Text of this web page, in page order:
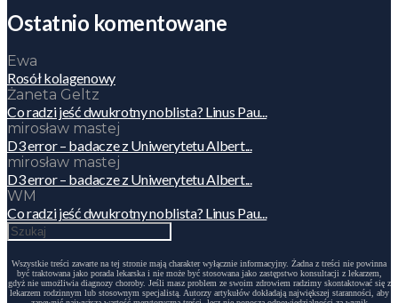
Ostatnio komentowane
Ewa
Rosół kolagenowy
Żaneta Geltz
Co radzi jeść dwukrotny noblista? Linus Pau...
mirosław mastej
D3 error – badacze z Uniwerytetu Albert...
mirosław mastej
D3 error – badacze z Uniwerytetu Albert...
WM
Co radzi jeść dwukrotny noblista? Linus Pau...
Wszystkie treści zawarte na tej stronie mają charakter wyłącznie informacyjny. Żadna z treści nie powinna
być traktowana jako porada lekarska i nie może być stosowana jako zastępstwo konsultacji z lekarzem,
gdyż nie umożliwia diagnozy choroby. Jeśli masz problem ze swoim zdrowiem radzimy skontaktować się z
lekarzem rodzinnym lub stosownym specjalistą. Autorzy artykułów dokładają największej staranności, aby